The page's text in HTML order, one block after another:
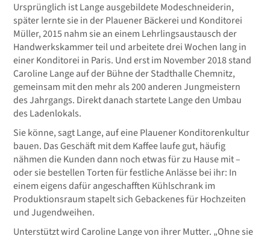
Ursprünglich ist Lange ausgebildete Modeschneiderin,
später lernte sie in der Plauener Bäckerei und Konditorei
Müller, 2015 nahm sie an einem Lehrlingsaustausch der
Handwerkskammer teil und arbeitete drei Wochen lang in
einer Konditorei in Paris. Und erst im November 2018 stand
Caroline Lange auf der Bühne der Stadthalle Chemnitz,
gemeinsam mit den mehr als 200 anderen Jungmeistern
des Jahrgangs. Direkt danach startete Lange den Umbau
des Ladenlokals.
Sie könne, sagt Lange, auf eine Plauener Konditorenkultur
bauen. Das Geschäft mit dem Kaffee laufe gut, häufig
nähmen die Kunden dann noch etwas für zu Hause mit –
oder sie bestellen Torten für festliche Anlässe bei ihr: In
einem eigens dafür angeschafften Kühlschrank im
Produktionsraum stapelt sich Gebackenes für Hochzeiten
und Jugendweihen.
Unterstützt wird Caroline Lange von ihrer Mutter. „Ohne sie